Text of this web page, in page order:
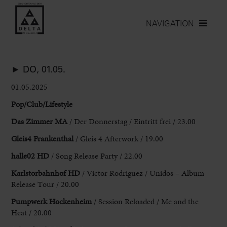
NAVIGATION
► DO, 01.05.
01.05.2025
Pop/Club/Lifestyle
Das Zimmer MA / Der Donnerstag / Eintritt frei / 23.00
Gleis4 Frankenthal / Gleis 4 Afterwork / 19.00
halle02 HD / Song Release Party / 22.00
Karlstorbahnhof HD / Victor Rodriguez / Unidos – Album
Release Tour / 20.00
Pumpwerk Hockenheim / Session Reloaded / Me and the
Heat / 20.00